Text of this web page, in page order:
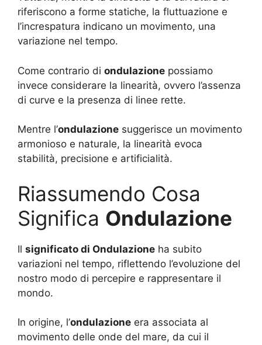
riferiscono a forme statiche, la fluttuazione e
l’increspatura indicano un movimento, una
variazione nel tempo.
Come contrario di ondulazione possiamo
invece considerare la linearità, ovvero l’assenza
di curve e la presenza di linee rette.
Mentre l’ondulazione suggerisce un movimento
armonioso e naturale, la linearità evoca
stabilità, precisione e artificialità.
Riassumendo Cosa
Significa Ondulazione
Il significato di Ondulazione ha subito
variazioni nel tempo, riflettendo l’evoluzione del
nostro modo di percepire e rappresentare il
mondo.
In origine, l’ondulazione era associata al
movimento delle onde del mare, da cui il